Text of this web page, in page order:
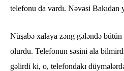
telefonu da vardı. Nəvəsi Bakıdan
Nüşabə xalaya zəng gələndə
olurdu. Telefonun səsini ala
gəlirdi ki, o, telefondakı